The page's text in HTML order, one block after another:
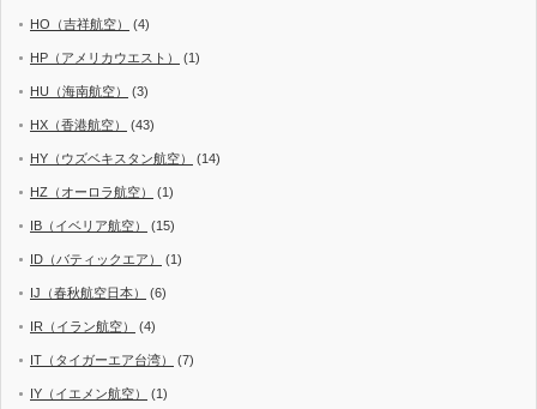
HO（吉祥航空） (4)
HP（アメリカウエスト） (1)
HU（海南航空） (3)
HX（香港航空） (43)
HY（ウズベキスタン航空） (14)
HZ（オーロラ航空） (1)
IB（イベリア航空） (15)
ID（バティックエア） (1)
IJ（春秋航空日本） (6)
IR（イラン航空） (4)
IT（タイガーエア台湾） (7)
IY（イエメン航空） (1)